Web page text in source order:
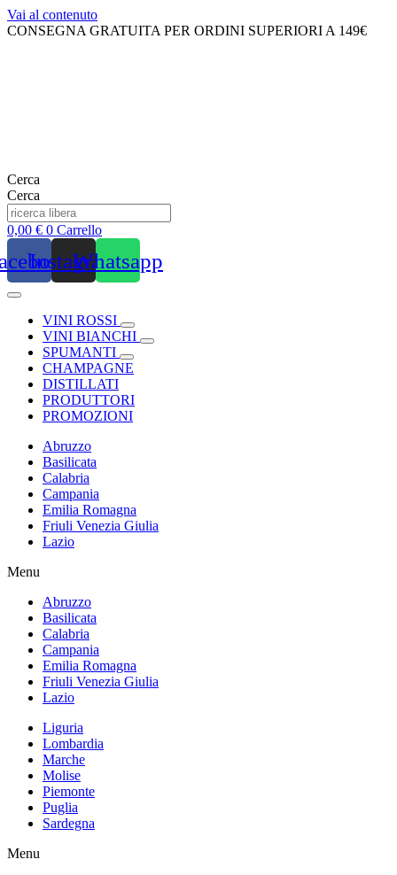
Vai al contenuto
CONSEGNA GRATUITA PER ORDINI SUPERIORI A 149€
Cerca
Cerca
0,00 € 0 Carrello
InstagramWhatsapp
VINI ROSSI
VINI BIANCHI
SPUMANTI
CHAMPAGNE
DISTILLATI
PRODUTTORI
PROMOZIONI
Abruzzo
Basilicata
Calabria
Campania
Emilia Romagna
Friuli Venezia Giulia
Lazio
Menu
Abruzzo
Basilicata
Calabria
Campania
Emilia Romagna
Friuli Venezia Giulia
Lazio
Liguria
Lombardia
Marche
Molise
Piemonte
Puglia
Sardegna
Menu